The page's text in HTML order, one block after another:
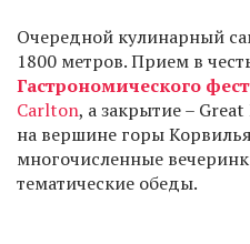
Очередной кулинарный
1800 метров. Прием в
Гастрономического
Carlton, а закрытие –
на вершине горы
многочисленные
тематические обеды.